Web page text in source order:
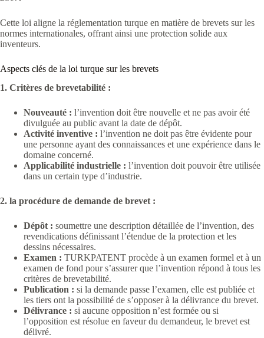
Cette loi aligne la réglementation turque en matière de brevets sur les
normes internationales, offrant ainsi une protection solide aux
inventeurs.
Aspects clés de la loi turque sur les brevets
1. Critères de brevetabilité :
Nouveauté : l’invention doit être nouvelle et ne pas avoir été
divulguée au public avant la date de dépôt.
Activité inventive : l’invention ne doit pas être évidente pour
une personne ayant des connaissances et une expérience dans le
domaine concerné.
Applicabilité industrielle : l’invention doit pouvoir être utilisée
dans un certain type d’industrie.
2. la procédure de demande de brevet :
Dépôt : soumettre une description détaillée de l’invention, des
revendications définissant l’étendue de la protection et les
dessins nécessaires.
Examen : TURKPATENT procède à un examen formel et à un
examen de fond pour s’assurer que l’invention répond à tous les
critères de brevetabilité.
Publication : si la demande passe l’examen, elle est publiée et
les tiers ont la possibilité de s’opposer à la délivrance du brevet.
Délivrance : si aucune opposition n’est formée ou si
l’opposition est résolue en faveur du demandeur, le brevet est
délivré.